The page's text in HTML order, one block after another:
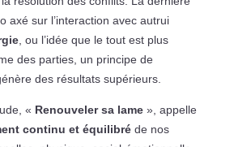
axé sur l’interaction avec autrui
, ou l’idée que le tout est plus
des parties, un principe de
des résultats supérieurs.
« Renouveler sa lame», appelle
continu et équilibréde nos